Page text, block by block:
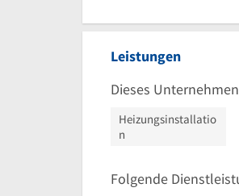
Leistungen
Dieses
Heizungsinstallatio
n
Folgende